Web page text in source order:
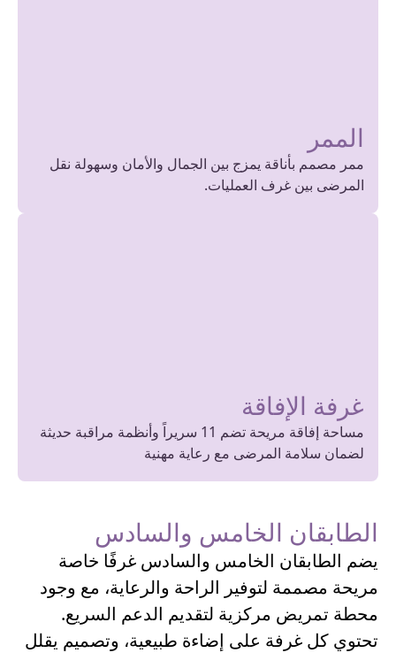
الممر
ممر مصمم بأناقة يمزج بين الجمال والأمان وسهولة نقل
المرضى بين غرف العمليات.
غرفة الإفاقة
مساحة إفاقة مريحة تضم 11 سريراً وأنظمة مراقبة حديثة
لضمان سلامة المرضى مع رعاية مهنية
الطابقان الخامس والسادس
يضم الطابقان الخامس والسادس غرفًا خاصة
مريحة مصممة لتوفير الراحة والرعاية، مع وجود
محطة تمريض مركزية لتقديم الدعم السريع.
تحتوي كل غرفة على إضاءة طبيعية، وتصميم يقلل